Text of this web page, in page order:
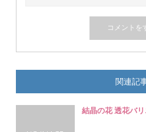
関連記
結晶の花 透花バ